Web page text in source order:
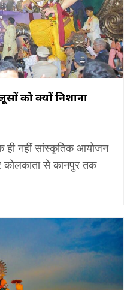
को क्यों निशाना
ही नहीं सांस्कृतिक आयोजन
से कानपुर तक